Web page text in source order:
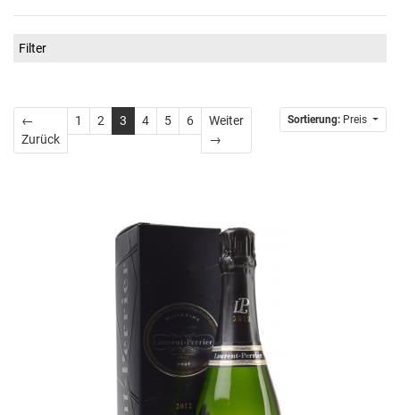
Filter
←
ZurückZurück
1 2 3 4 5 6
Weiter
→
Sortierung: Preis